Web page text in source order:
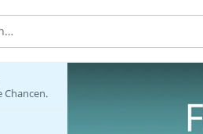
Chancen.